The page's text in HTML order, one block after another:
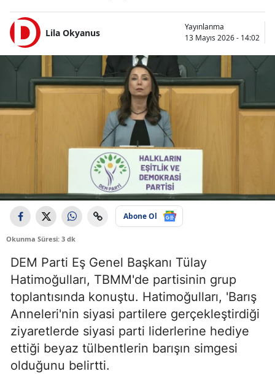
Lila Okyanus
Yayınlanma
13 Mayıs 2026 - 14:02
Abone Ol
Okunma Süresi: 3 dk
DEM Parti Eş Genel Başkanı Tülay
Hatimoğulları, TBMM'de partisinin grup
toplantısında konuştu. Hatimoğulları, 'Barış
Anneleri'nin siyasi partilere gerçekleştirdiği
ziyaretlerde siyasi parti liderlerine hediye
ettiği beyaz tülbentlerin barışın simgesi
olduğunu belirtti.